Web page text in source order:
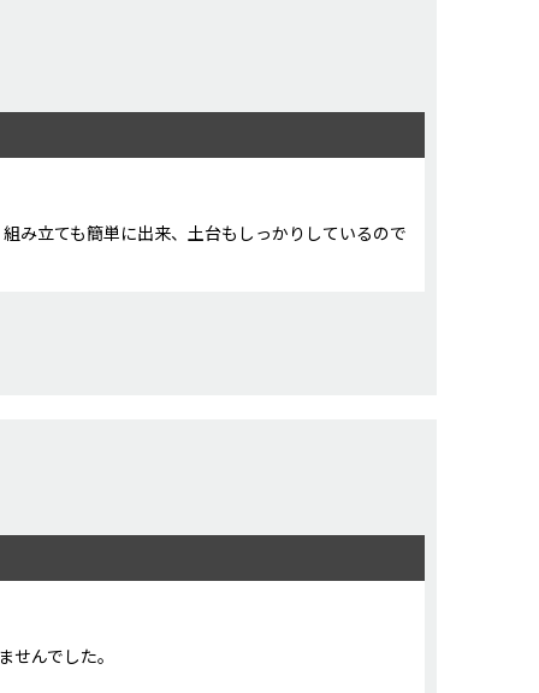
み立ても簡単に出来、土台もしっかりしているので
んでした。